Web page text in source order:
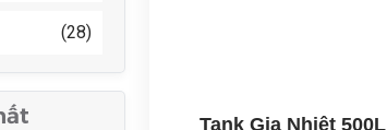
Tank Gia Nhiệt 500L
(28)